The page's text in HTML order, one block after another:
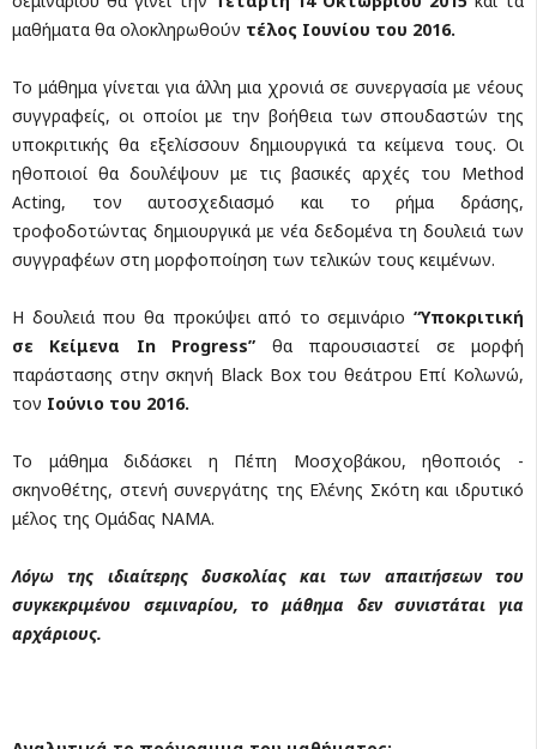
μαθήματα θα ολοκληρωθούν τέλος Ιουνίου του 2016.
Το μάθημα γίνεται για άλλη μια χρονιά σε συνεργασία με νέους
συγγραφείς, οι οποίοι με την βοήθεια των σπουδαστών της
υποκριτικής θα εξελίσσουν δημιουργικά τα κείμενα τους. Οι
ηθοποιοί θα δουλέψουν με τις βασικές αρχές του Method
Acting, τον αυτοσχεδιασμό και το ρήμα δράσης,
τροφοδοτώντας δημιουργικά με νέα δεδομένα τη δουλειά των
συγγραφέων στη μορφοποίηση των τελικών τους κειμένων.
Η δουλειά που θα προκύψει από το σεμινάριο “Υποκριτική
σε Κείμενα In Progress” θα παρουσιαστεί σε μορφή
παράστασης στην σκηνή Black Box του θεάτρου Επί Κολωνώ,
τον Ιούνιο του 2016.
Το μάθημα διδάσκει η Πέπη Μοσχοβάκου, ηθοποιός -
σκηνοθέτης, στενή συνεργάτης της Ελένης Σκότη και ιδρυτικό
μέλος της Ομάδας ΝΑΜΑ.
Λόγω της ιδιαίτερης δυσκολίας και των απαιτήσεων του
συγκεκριμένου σεμιναρίου, το μάθημα δεν συνιστάται για
αρχάριους.